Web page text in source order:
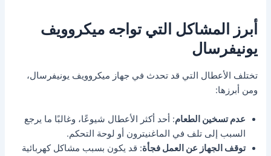
أبرز المشاكل التي تواجه ميكروويف
يونيفرسال
تختلف الأعطال التي قد تحدث في جهاز ميكروويف يونيفرسال،
ومن أبرزها:
عدم تسخين الطعام: أحد أكثر الأعطال شيوعًا، وغالبًا ما يرجع
السبب إلى تلف في الماغنيترون أو لوحة التحكم.
توقف الجهاز عن العمل فجأة: قد يكون بسبب مشاكل كهربائية